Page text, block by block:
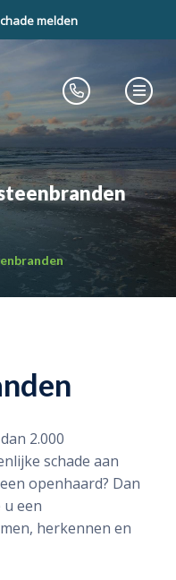
melden
2.000
schade aan
openhaard? Dan
een
herkennen en